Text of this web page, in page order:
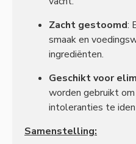
Zacht gestoomd:
smaak en
ingrediënten.
Geschikt voor
worden gebruikt
intoleranties te
Samenstelling: